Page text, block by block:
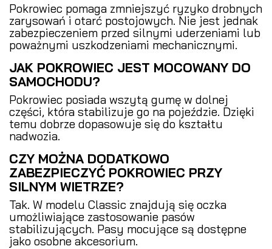
Pokrowiec pomaga zmniejszyć ryzyko drobnych
zarysowań i otarć postojowych. Nie jest jednak
zabezpieczeniem przed silnymi uderzeniami lub
poważnymi uszkodzeniami mechanicznymi.
JAK POKROWIEC JEST MOCOWANY DO
SAMOCHODU?
Pokrowiec posiada wszytą gumę w dolnej
części, która stabilizuje go na pojeździe. Dzięki
temu dobrze dopasowuje się do kształtu
nadwozia.
CZY MOŻNA DODATKOWO
ZABEZPIECZYĆ POKROWIEC PRZY
SILNYM WIETRZE?
Tak. W modelu Classic znajdują się oczka
umożliwiające zastosowanie pasów
stabilizujących. Pasy mocujące są dostępne
jako osobne akcesorium.